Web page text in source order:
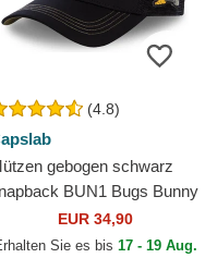
(4.8)
gebogen schwarz
BUN1 Bugs Bunny
Tunes von Capslab
EUR 34,90
Sie es bis 17 - 19 Aug.